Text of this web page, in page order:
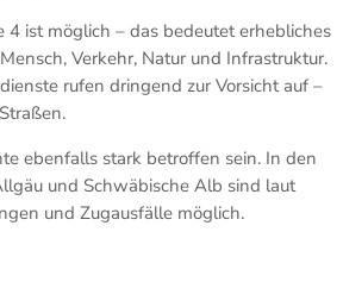
4 ist möglich – das bedeutet erhebliches
Verkehr, Natur und Infrastruktur.
rufen dringend zur Vorsicht auf –
ebenfalls stark betroffen sein. In den
und Schwäbische Alb sind laut
und Zugausfälle möglich.